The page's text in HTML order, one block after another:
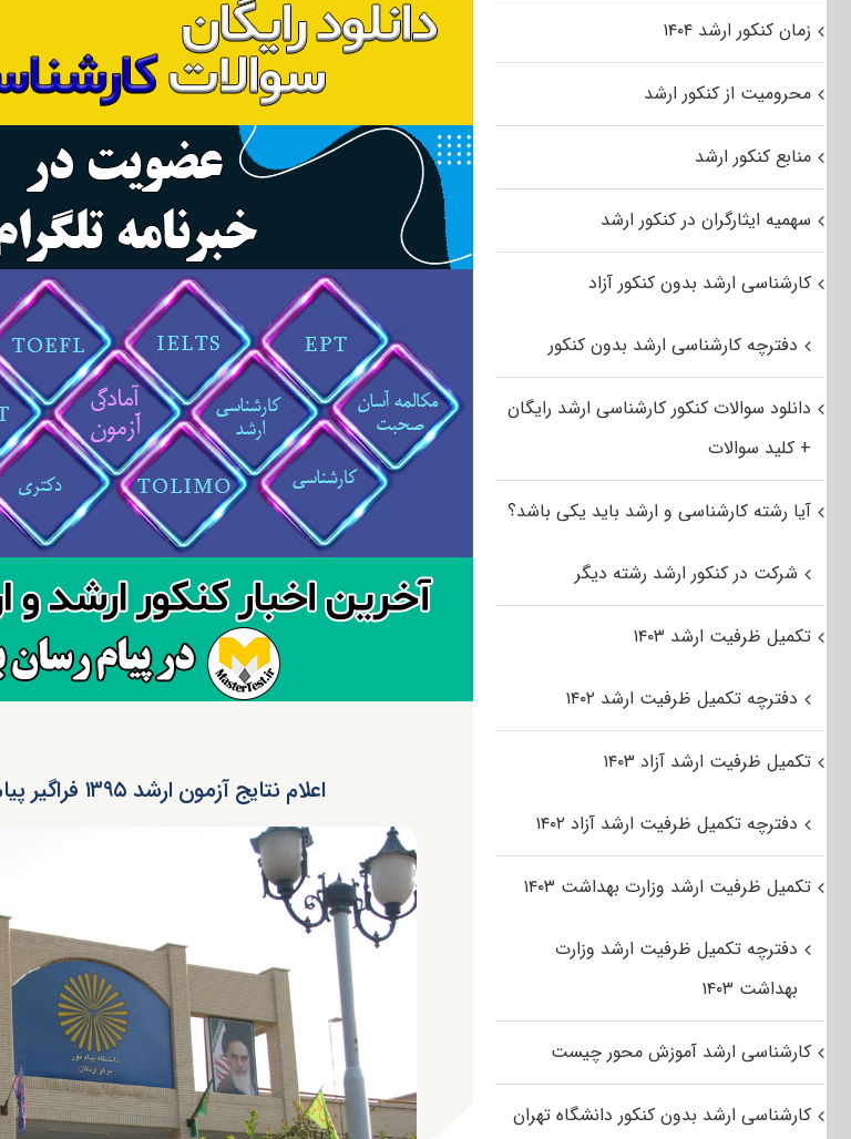
اعلام نتایج آزمون ارشد ۱۳۹۵ فراگیر پیام نور در روز سه‌شنبه
زمان کنکور ارشد ۱۴۰۴
محرومیت از کنکور ارشد
منابع کنکور ارشد
سهمیه ایثارگران در کنکور ارشد
کارشناسی ارشد بدون کنکور آزاد
دفترچه کارشناسی ارشد بدون کنکور
دانلود سوالات کنکور کارشناسی ارشد رایگان
+ کلید سوالات
آیا رشته کارشناسی و ارشد باید یکی باشد؟
شرکت در کنکور ارشد رشته دیگر
تکمیل ظرفیت ارشد ۱۴۰۳
دفترچه تکمیل ظرفیت ارشد ۱۴۰۲
تکمیل ظرفیت ارشد آزاد ۱۴۰۳
دفترچه تکمیل ظرفیت ارشد آزاد ۱۴۰۲
تکمیل ظرفیت ارشد وزارت بهداشت ۱۴۰۳
دفترچه تکمیل ظرفیت ارشد وزارت
بهداشت ۱۴۰۳
کارشناسی ارشد آموزش محور چیست
کارشناسی ارشد بدون کنکور دانشگاه تهران